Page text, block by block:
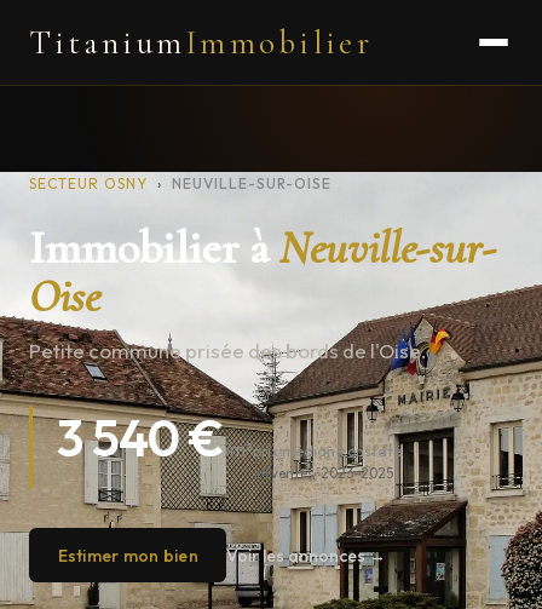
TitaniumImmobilier
SECTEUR OSNY › NEUVILLE-SUR-OISE
Immobilier àNeuville-sur-
Oise
Petite commune prisée des bords de l'Oise.
3 540 €/m²prix médian constaté
24 ventes · 2023–2025
Estimer mon bien Voir les annonces →